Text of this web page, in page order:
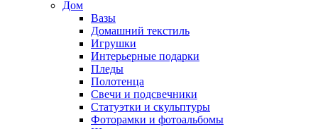
Дом
Вазы
Домашний текстиль
Игрушки
Интерьерные подарки
Пледы
Полотенца
Свечи и подсвечники
Статуэтки и скульптуры
Фоторамки и фотоальбомы